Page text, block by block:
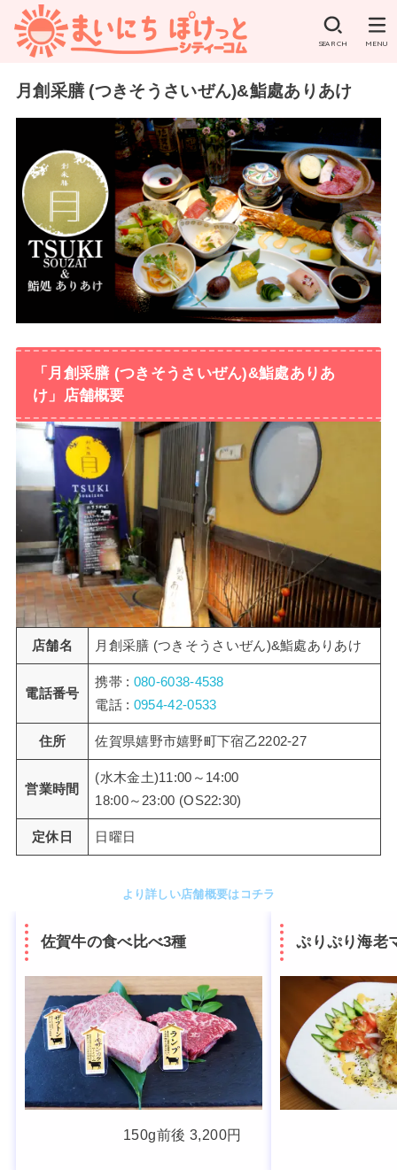
SEARCH MENU
月創采膳 (つきそうさいぜん)&鮨處ありあけ
「月創采膳 (つきそうさいぜん)&鮨處ありあ
け」店舗概要
店舗名 月創采膳 (つきそうさいぜん)&鮨處ありあけ
電話番号
携帯 : 080-6038-4538
電話 : 0954-42-0533
住所 佐賀県嬉野市嬉野町下宿乙2202-27
営業時間
(水木金土)11:00～14:00
18:00～23:00 (OS22:30)
定休日 日曜日
より詳しい店舗概要はコチラ
佐賀牛の食べ比べ3種
150g前後 3,200円
ぷりぷり海老